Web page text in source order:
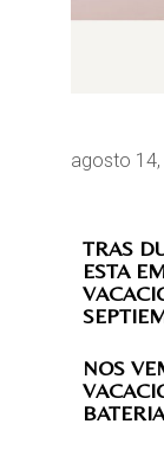
agosto
TRAS
ESTA
NOS